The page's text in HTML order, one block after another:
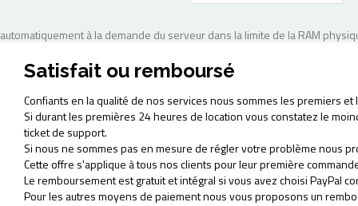
automatiquement à la demande du serveur dans la limite de la RAM
Satisfait ou remboursé
Confiants en la qualité de nos services nous sommes les premiers
Si durant les premières 24 heures de location vous constatez le
ticket de support.
Si nous ne sommes pas en mesure de régler votre problème nous
Cette offre s'applique à tous nos clients pour leur première
Le remboursement est gratuit et intégral si vous avez choisi PayPal
Pour les autres moyens de paiement nous vous proposons un